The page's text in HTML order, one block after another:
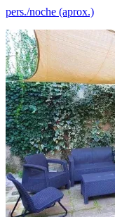
pers./noche (aprox.)